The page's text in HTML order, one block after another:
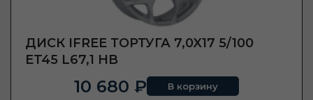
ДИСК IFREE ТОРТУГА 7,0X17 5/100
ET45 L67,1 HB
10 680 ₽ В корзину